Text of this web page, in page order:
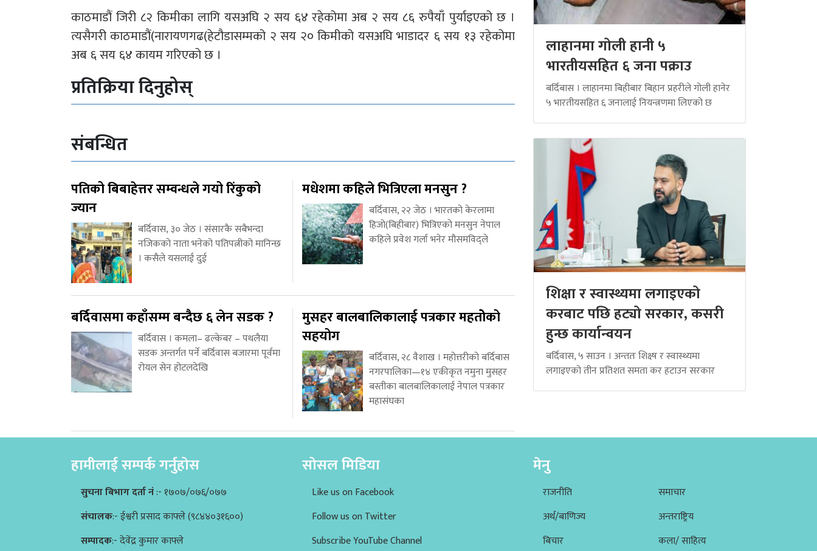
काठमाडौं जिरी ८२ किमीका लागि यसअघि २ सय ६४ रहेकोमा अब २ सय ८६ रुपैयाँ पुर्याइएको छ ।
त्यसैगरी काठमाडौं(नारायणगढ(हेटौडासम्मको २ सय २० किमीको यसअघि भाडादर ६ सय १३ रहेकोमा
अब ६ सय ६४ कायम गरिएको छ ।
प्रतिक्रिया दिनुहोस्
संबन्धित
पतिको बिबाहेत्तर सम्वन्धले गयो रिंकुको
ज्यान
बर्दिवास, ३० जेठ । संसारकै सबैभन्दा
नजिकको नाता भनेको पतिपत्नीको मानिन्छ
। कसैले यसलाई दुई
मधेशमा कहिले भित्रिएला मनसुन ?
बर्दिवास, २२ जेठ । भारतको केरलामा
हिजो(बिहीबार) भित्रिएको मनसुन नेपाल
कहिले प्रवेश गर्ला भनेर मौसमविद्ले
बर्दिवासमा कहाँसम्म बन्दैछ ६ लेन सडक ?
बर्दिवास । कमला– ढल्केबर – पथलैया
सडक अन्तर्गत पर्ने बर्दिवास बजारमा पूर्वमा
रोयल सेन होटलदेखि
मुसहर बालबालिकालाई पत्रकार महतोेको
सहयोग
बर्दिवास, २८ वैशाख । महोत्तरीको बर्दिबास
नगरपालिका—१४ एकीकृत नमुना मुसहर
बस्तीका बालबालिकालाई नेपाल पत्रकार
महासंघका
लाहानमा गोली हानी ५
भारतीयसहित ६ जना पक्राउ
बर्दिबास । लाहानमा बिहीबार बिहान प्रहरीले गोली हानेर
५ भारतीयसहित ६ जनालाई नियन्त्रणमा लिएको छ
शिक्षा र स्वास्थ्यमा लगाइएको
करबाट पछि हट्यो सरकार, कसरी
हुन्छ कार्यान्वयन
बर्दिवास, ५ साउन । अन्ततः शिक्ष्ष र स्वास्थ्यमा
लगाइएको तीन प्रतिशत समता कर हटाउन सरकार
हामीलाई सम्पर्क गर्नुहोस
सुचना बिभाग दर्ता नं:- १७०७/०७६/०७७
संचालक:- ईश्वरी प्रसाद काफ्ले (९८४४०३१६००)
सम्पादक:- देवेंद्र कुमार काफ्ले
सोसल मिडिया
Like us on Facebook
Follow us on Twitter
Subscribe YouTube Channel
मेनु
राजनीति
अर्थ/बाणिज्य
बिचार
समाचार
अन्तराष्ट्रिय
कला/ साहित्य